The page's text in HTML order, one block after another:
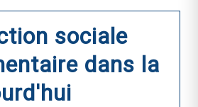
sociale
dans la